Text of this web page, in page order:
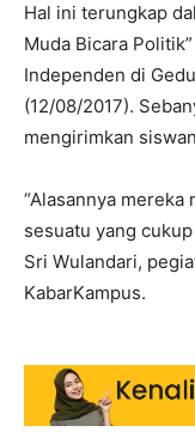
Hal ini terungkap
Muda Bicara
Independen di
(12/08/2017).
mengirimkan
“Alasannya
sesuatu yang
Sri Wulandari,
KabarKampus.